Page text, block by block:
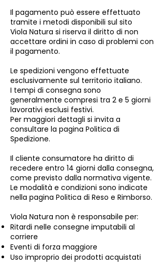
Il pagamento può essere effettuato
tramite i metodi disponibili sul sito
Viola Natura si riserva il diritto di non
accettare ordini in caso di problemi con
il pagamento.
Le spedizioni vengono effettuate
esclusivamente sul territorio italiano.
I tempi di consegna sono
generalmente compresi tra 2 e 5 giorni
lavorativi esclusi festivi.
Per maggiori dettagli si invita a
consultare la pagina Politica di
Spedizione.
Il cliente consumatore ha diritto di
recedere entro 14 giorni dalla consegna,
come previsto dalla normativa vigente.
Le modalità e condizioni sono indicate
nella pagina Politica di Reso e Rimborso.
Viola Natura non è responsabile per:
Ritardi nelle consegne imputabili al
corriere
Eventi di forza maggiore
Uso improprio dei prodotti acquistati